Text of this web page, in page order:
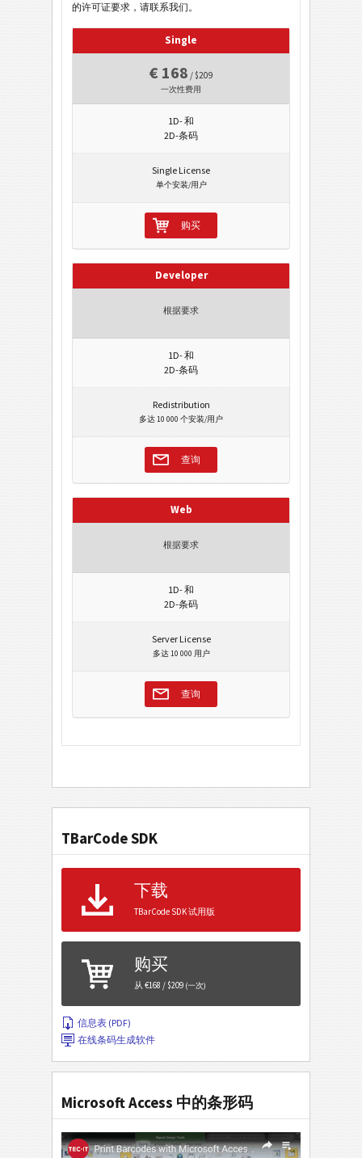
的许可证要求，请联系我们。
Single
€ 168 / $209
一次性费用
1D- 和
2D-条码
Single License
单个安装/用户
购买
Developer
根据要求
1D- 和
2D-条码
Redistribution
多达 10 000 个安装/用户
查询
Web
根据要求
1D- 和
2D-条码
Server License
多达 10 000 用户
查询
TBarCode SDK
下载
TBarCode SDK 试用版
购买
从 €168 / $209 (一次)
信息表 (PDF)
在线条码生成软件
Microsoft Access 中的条形码